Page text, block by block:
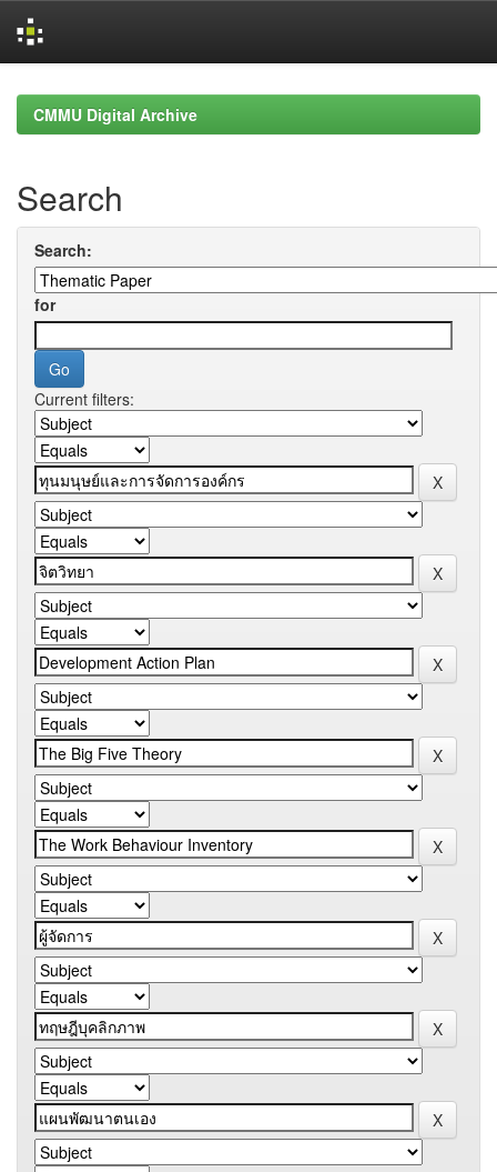
navigationCMMU Digital Archive
Search
Search:
for
Current filters: